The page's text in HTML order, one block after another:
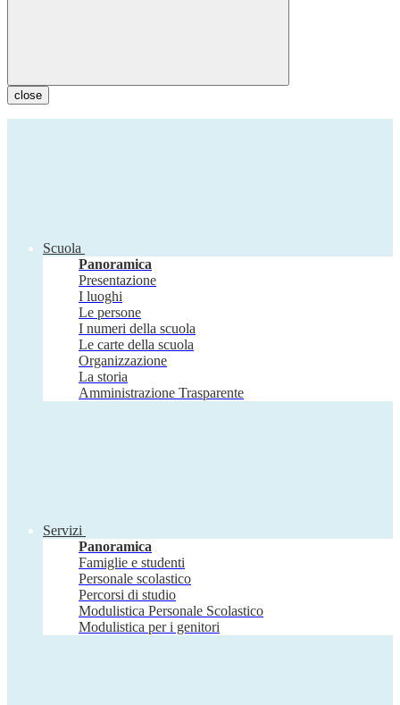
close
Scuola
Panoramica
Presentazione
I luoghi
Le persone
I numeri della scuola
Le carte della scuola
Organizzazione
La storia
Amministrazione Trasparente
Servizi
Panoramica
Famiglie e studenti
Personale scolastico
Percorsi di studio
Modulistica Personale Scolastico
Modulistica per i genitori